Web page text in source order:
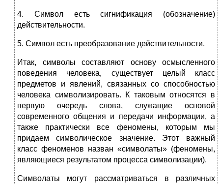
4. Символ есть сигнификация (обозначение)
действительности.
5. Символ есть преобразование действительности.
Итак, символы составляют основу осмысленного
поведения человека, существует целый класс
предметов и явлений, связанных со способностью
человека символизировать. К таковым относятся в
первую оче­редь слова, служащие основой
современного общения и передачи информации, а
также практически все феномены, которым мы
придаем символическое значение. Этот важный
класс феноменов назван «символаты» (феномены,
являющиеся результатом процесса символизации).
Символаты могут рассматриваться в различных